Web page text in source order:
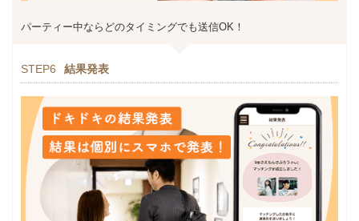
パーティー中ならどのタイミングでも送信OK！
STEP6 結果発表